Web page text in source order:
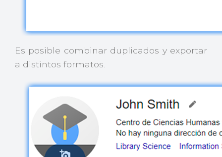
Es posible combinar duplicados y exportar
a distintos formatos.